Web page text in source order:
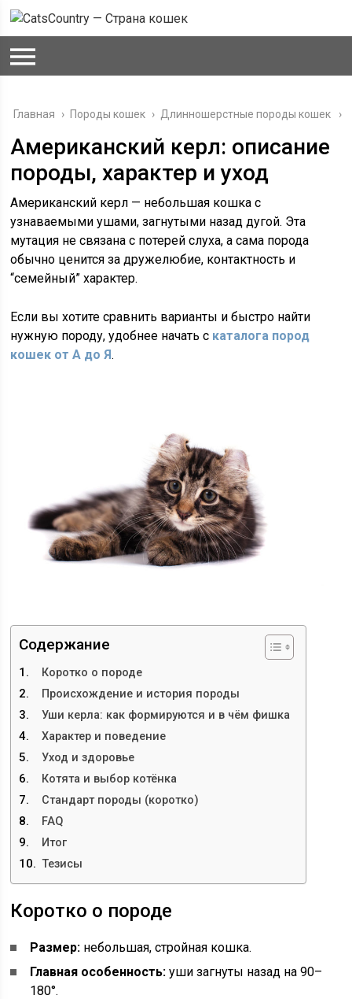
Главная › Породы кошек › Длинношерстные породы кошек
Американский керл: описание
породы, характер и уход
Американский керл — небольшая кошка с
узнаваемыми ушами, загнутыми назад дугой. Эта
мутация не связана с потерей слуха, а сама порода
обычно ценится за дружелюбие, контактность и
“семейный” характер.
Если вы хотите сравнить варианты и быстро найти
нужную породу, удобнее начать с каталога пород
кошек от А до Я.
Содержание
Коротко о породе
Происхождение и история породы
Уши керла: как формируются и в чём фишка
Характер и поведение
Уход и здоровье
Котята и выбор котёнка
Стандарт породы (коротко)
FAQ
Итог
Тезисы
Коротко о породе
Размер: небольшая, стройная кошка.
Главная особенность: уши загнуты назад на 90–
180°.